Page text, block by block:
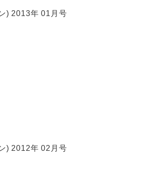
) 2013年 01月号
) 2012年 02月号